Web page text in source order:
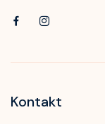
Kontakt